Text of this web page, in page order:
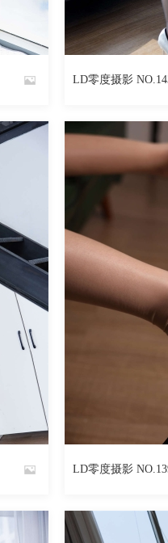
0 回复
魅丝社
LD零度摄影
魅丝社
LD零度摄影